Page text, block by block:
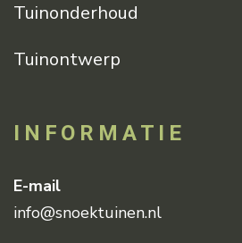
Tuinonderhoud
Tuinontwerp
INFORMATIE
E-mail
info@snoektuinen.nl